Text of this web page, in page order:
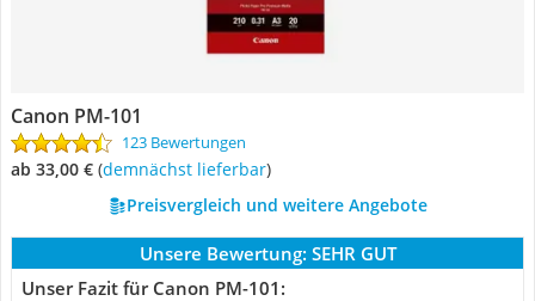
Canon PM-101
123 Bewertungen
ab 33,00 € ( Demnächst lieferbar)
Preisvergleich und weitere Angebote
Unsere Bewertung: SEHR GUT
Unser Fazit für Canon PM-101: